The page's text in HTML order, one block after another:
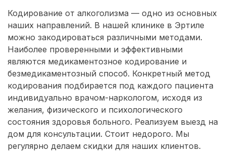
Кодирование от алкоголизма — одно из основных
наших направлений. В нашей клинике в Эртиле
можно закодироваться различными методами.
Наиболее проверенными и эффективными
являются медикаментозное кодирование и
безмедикаментозный способ. Конкретный метод
кодирования подбирается под каждого пациента
индивидуально врачом-наркологом, исходя из
желания, физического и психологического
состояния здоровья больного. Реализуем выезд на
дом для консультации. Стоит недорого. Мы
регулярно делаем скидки для наших клиентов.